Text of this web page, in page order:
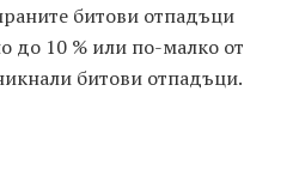
битови отпадъци
до 10 % или по-малко от
битови отпадъци.